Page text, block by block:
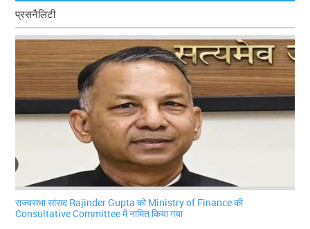
प्रसनैलिटी
राज्यसभा सांसद Rajinder Gupta को Ministry of Finance की
Consultative Committee में नामित किया गया